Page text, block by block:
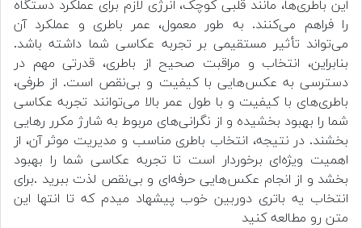
این باطری‌ها، مانند قلبی کوچک، انرژی لازم برای عملکرد دستگاه
را فراهم می‌کنند. به طور معمول، عمر باطری و عملکرد آن
می‌تواند تأثیر مستقیمی بر تجربه عکاسی شما داشته باشد.
بنابراین، انتخاب و مراقبت صحیح از باطری، قدرتی مهم در
دسترسی به عکس‌هایی با کیفیت و بی‌نقص است. از طرفی،
باطری‌های با کیفیت و با طول عمر بالا می‌توانند تجربه عکاسی
شما را بهبود بخشیده و از نگرانی‌های مربوط به شارژ مکرر رهایی
بخشند. در نتیجه، انتخاب باطری مناسب و مدیریت موثر آن، از
اهمیت ویژه‌ای برخوردار است تا تجربه عکاسی شما را بهبود
بخشد و از انجام عکس‌هایی حرفه‌ای و بی‌نقص لذت ببرید .برای
انتخاب یه باتری دوربین خوب پیشهاد میدم که تا انتها این
متن رو مطالعه کنید